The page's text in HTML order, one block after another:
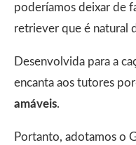
poderíamos deixar de
retriever que é natural
Desenvolvida para a
encanta aos tutores
amáveis.
Portanto, adotamos o